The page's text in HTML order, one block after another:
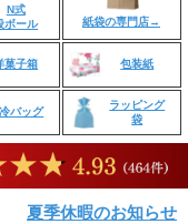
紙袋の専門店→
N式
ボール
菓子箱 包装紙
バッグ
ラッピング
袋
夏季休暇のお知らせ